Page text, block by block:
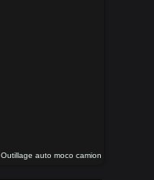
Outillage auto moco camion